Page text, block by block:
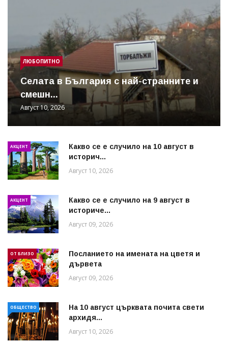
ЛЮБОПИТНО
Cелата в България с най-странните и
смешн...
Август 10, 2026
АКЦЕНТ
Какво се е случило на 10 август в
историч...
Август 10, 2026
АКЦЕНТ
Какво се е случило на 9 август в
историче...
Август 09, 2026
ОТ БЛИЗО
Посланието на имената на цветя и
дървета
Август 09, 2026
ОБЩЕСТВО
На 10 август църквата почита свети
архидя...
Август 10, 2026